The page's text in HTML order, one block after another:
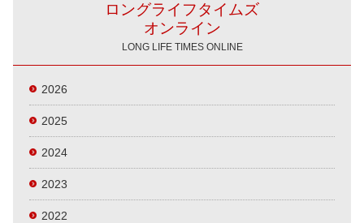
ロングライフタイムズ
オンライン
LONG LIFE TIMES ONLINE
2026
2025
2024
2023
2022